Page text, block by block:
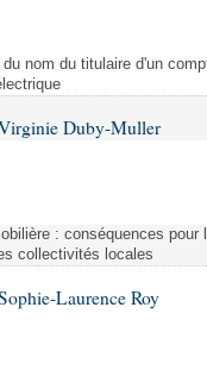
nom du titulaire d'un
Duby-Muller
: conséquences
collectivités locales
Laurence Roy